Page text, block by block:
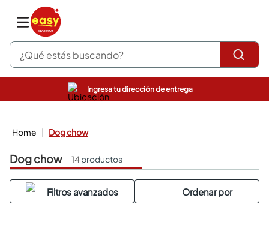
¿Qué estás buscando?
Ingresa tu dirección de entrega
dog chow
dog chow 14 productos
pinturas
cocinas integrales
comedor
escritorio
pisos
armarios closet